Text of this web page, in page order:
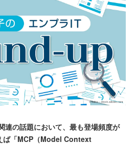
の話題において、最も登場頻度が
ば「MCP（Model Context